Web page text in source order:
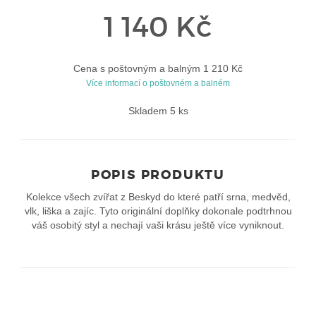
1 140 Kč
Cena s poštovným a balným 1 210 Kč
Více informací o poštovném a balném
Skladem 5 ks
POPIS PRODUKTU
Kolekce všech zvířat z Beskyd do které patří srna, medvěd,
vlk, liška a zajíc. Tyto originální doplňky dokonale podtrhnou
váš osobitý styl a nechají vaši krásu ještě více vyniknout.